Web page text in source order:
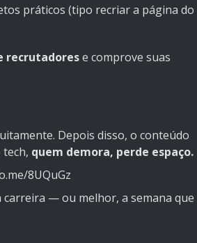
práticos (tipo recriar a página do
recrutadorese comprove suas
Depois disso, o conteúdo
quem demora, perde espaço.
8UQuGz
carreira — ou melhor, a semana que